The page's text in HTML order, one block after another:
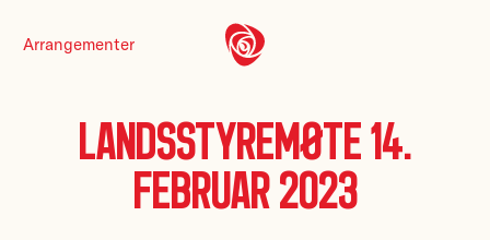
Arrangementer
Landsstyremøte 14.
februar 2023